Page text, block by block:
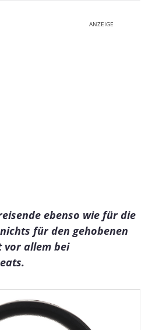
ANZEIGE
ebenso wie für die
für den gehobenen
vor allem bei